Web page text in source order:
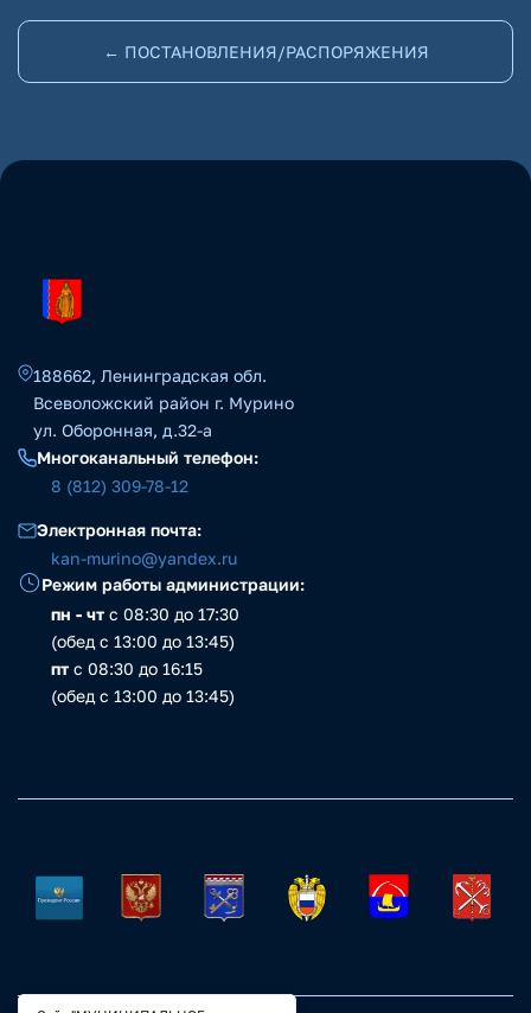
← ПОСТАНОВЛЕНИЯ/РАСПОРЯЖЕНИЯ
188662, Ленинградская обл.
Всеволожский район г. Мурино
ул. Оборонная, д.32-а
Многоканальный телефон:
8 (812) 309-78-12
Электронная почта:
kan-murino@yandex.ru
Режим работы администрации:
пн - чт с 08:30 до 17:30
(обед с 13:00 до 13:45)
пт с 08:30 до 16:15
(обед с 13:00 до 13:45)